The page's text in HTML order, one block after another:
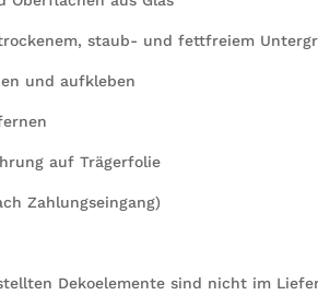
staub- und fettfreiem
und aufkleben
auf Trägerfolie
Zahlungseingang)
Dekoelemente sind nicht im